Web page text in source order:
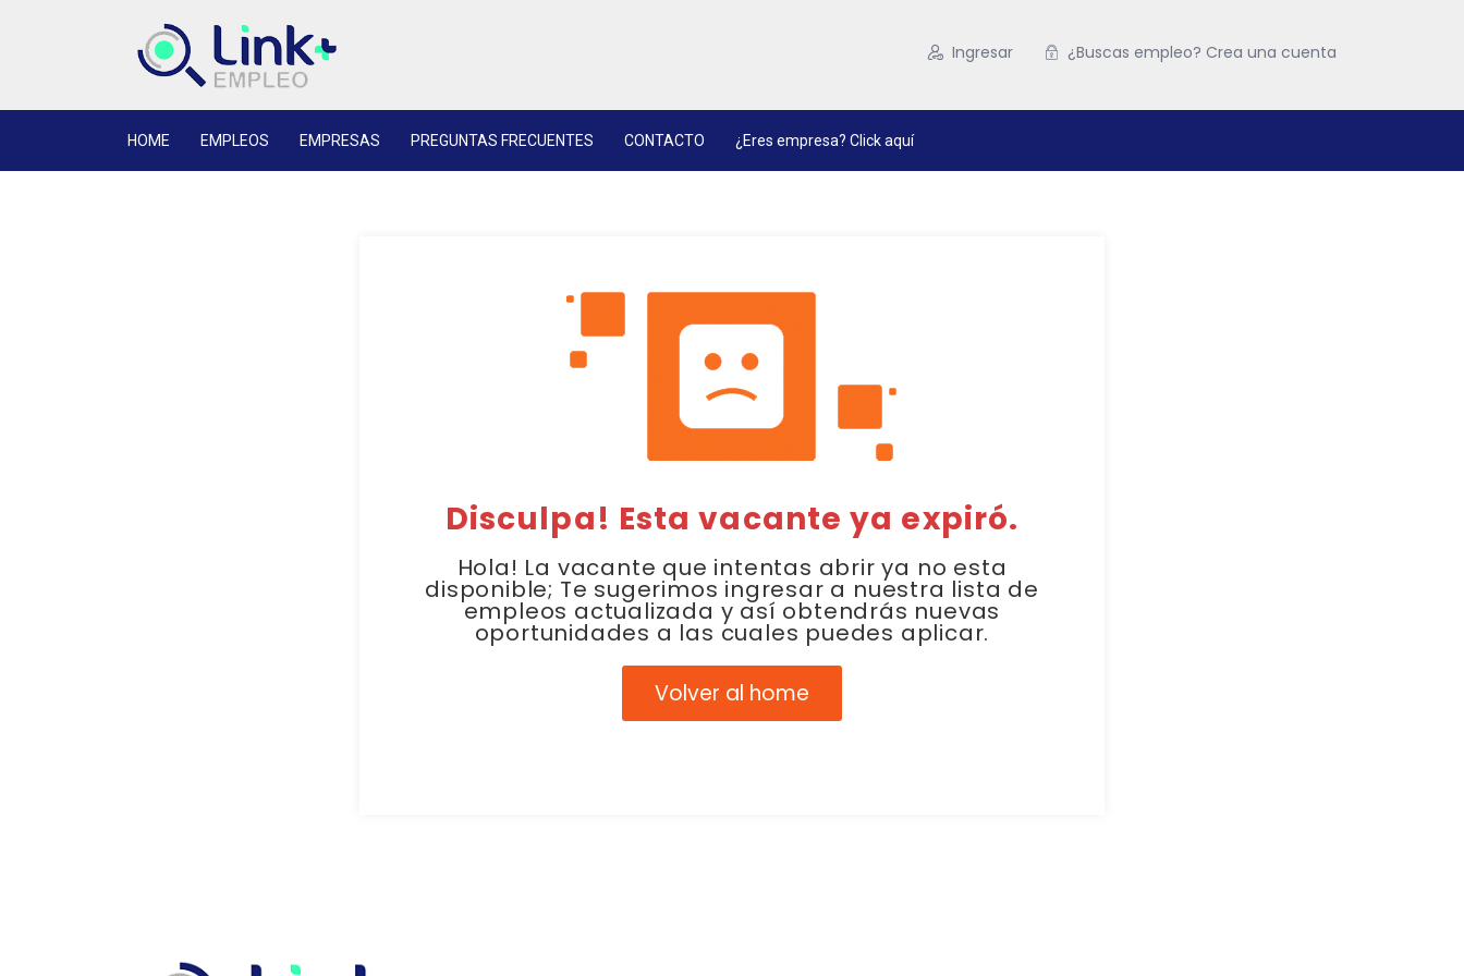
Ingresar ¿Buscas empleo? Crea una cuenta
HOME EMPLEOS EMPRESAS PREGUNTAS FRECUENTES CONTACTO ¿Eres empresa? Click aquí
Disculpa! Esta vacante ya expiró.
Hola! La vacante que intentas abrir ya no esta
disponible; Te sugerimos ingresar a nuestra lista de
empleos actualizada y así obtendrás nuevas
oportunidades a las cuales puedes aplicar.
Volver al home